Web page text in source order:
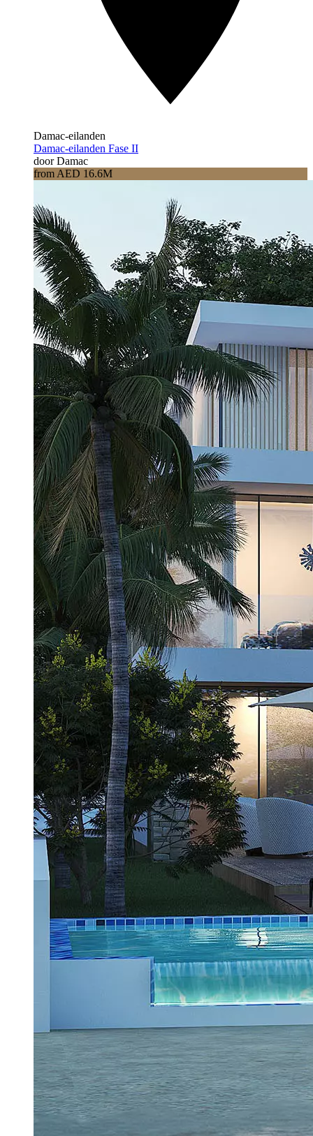
Damac-eilanden
Damac-eilanden Fase II
door Damac
from AED 16.6M